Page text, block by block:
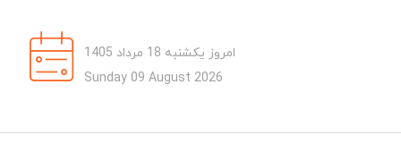
امروز یکشنبه 18 مرداد 1405
Sunday 09 August 2026